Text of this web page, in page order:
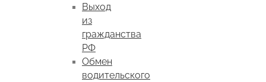
Выход
из
гражданства
РФ
Обмен
водительского